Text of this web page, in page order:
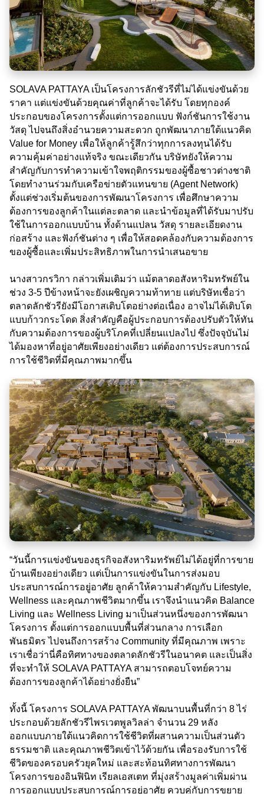
SOLAVA PATTAYA เป็นโครงการลักชัวรีที่ไม่ได้แข่งขันด้วย
ราคา แต่แข่งขันด้วยคุณค่าที่ลูกค้าจะได้รับ โดยทุกองค์
ประกอบของโครงการตั้งแต่การออกแบบ ฟังก์ชันการใช้งาน
วัสดุ ไปจนถึงสิ่งอำนวยความสะดวก ถูกพัฒนาภายใต้แนวคิด
Value for Money เพื่อให้ลูกค้ารู้สึกว่าทุกการลงทุนได้รับ
ความคุ้มค่าอย่างแท้จริง ขณะเดียวกัน บริษัทยังให้ความ
สำคัญกับการทำความเข้าใจพฤติกรรมของผู้ซื้อชาวต่างชาติ
โดยทำงานร่วมกับเครือข่ายตัวแทนขาย (Agent Network)
ตั้งแต่ช่วงเริ่มต้นของการพัฒนาโครงการ เพื่อศึกษาความ
ต้องการของลูกค้าในแต่ละตลาด และนำข้อมูลที่ได้รับมาปรับ
ใช้ในการออกแบบบ้าน ทั้งด้านแปลน วัสดุ รายละเอียดงาน
ก่อสร้าง และฟังก์ชันต่าง ๆ เพื่อให้สอดคล้องกับความต้องการ
ของผู้ซื้อและเพิ่มประสิทธิภาพในการนำเสนอขาย
นางสาวกรวิกา กล่าวเพิ่มเติมว่า แม้ตลาดอสังหาริมทรัพย์ใน
ช่วง 3-5 ปีข้างหน้าจะยังเผชิญความท้าทาย แต่บริษัทเชื่อว่า
ตลาดลักชัวรียังมีโอกาสเติบโตอย่างต่อเนื่อง อาจไม่ได้เติบโต
แบบก้าวกระโดด สิ่งสำคัญคือผู้ประกอบการต้องปรับตัวให้ทัน
กับความต้องการของผู้บริโภคที่เปลี่ยนแปลงไป ซึ่งปัจจุบันไม่
ได้มองหาที่อยู่อาศัยเพียงอย่างเดียว แต่ต้องการประสบการณ์
การใช้ชีวิตที่มีคุณภาพมากขึ้น
“วันนี้การแข่งขันของธุรกิจอสังหาริมทรัพย์ไม่ได้อยู่ที่การขาย
บ้านเพียงอย่างเดียว แต่เป็นการแข่งขันในการส่งมอบ
ประสบการณ์การอยู่อาศัย ลูกค้าให้ความสำคัญกับ Lifestyle,
Wellness และคุณภาพชีวิตมากขึ้น เราจึงนำแนวคิด Balance
Living และ Wellness Living มาเป็นส่วนหนึ่งของการพัฒนา
โครงการ ตั้งแต่การออกแบบพื้นที่ส่วนกลาง การเลือก
พันธมิตร ไปจนถึงการสร้าง Community ที่มีคุณภาพ เพราะ
เราเชื่อว่านี่คือทิศทางของตลาดลักชัวรีในอนาคต และเป็นสิ่ง
ที่จะทำให้ SOLAVA PATTAYA สามารถตอบโจทย์ความ
ต้องการของลูกค้าได้อย่างยั่งยืน”
ทั้งนี้ โครงการ SOLAVA PATTAYA พัฒนาบนพื้นที่กว่า 8 ไร่
ประกอบด้วยลักชัวรีไพรเวตพูลวิลล่า จำนวน 29 หลัง
ออกแบบภายใต้แนวคิดการใช้ชีวิตที่ผสานความเป็นส่วนตัว
ธรรมชาติ และคุณภาพชีวิตเข้าไว้ด้วยกัน เพื่อรองรับการใช้
ชีวิตของครอบครัวยุคใหม่ และสะท้อนทิศทางการพัฒนา
โครงการของอินฟินิท เรียลเอสเตท ที่มุ่งสร้างมูลค่าเพิ่มผ่าน
การออกแบบประสบการณ์การอยู่อาศัย ควบคู่กับการขยาย